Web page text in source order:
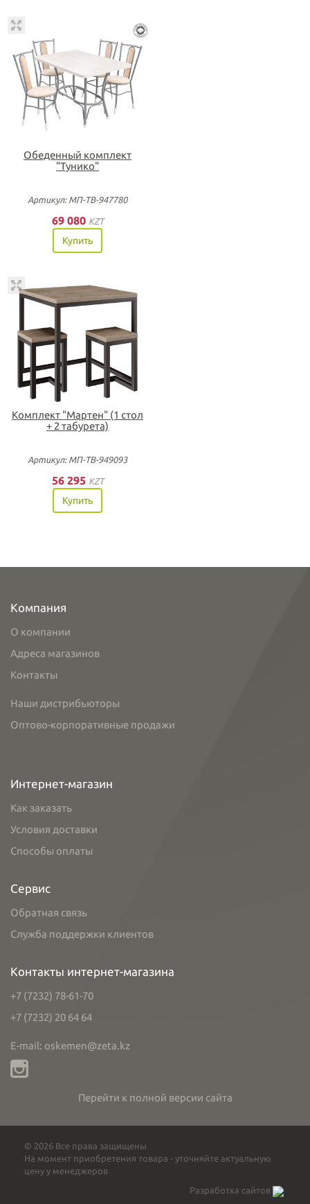
Обеденный комплект
"Тунико"
Артикул: МП-ТВ-947780
69 080 KZT
Купить
Комплект "Мартен" (1 стол
+ 2 табурета)
Артикул: МП-ТВ-949093
56 295 KZT
Купить
Компания
О компании
Адреса магазинов
Контакты
Наши дистрибьюторы
Оптово-корпоративные продажи
Интернет-магазин
Как заказать
Условия доставки
Способы оплаты
Сервис
Обратная связь
Служба поддержки клиентов
Контакты интернет-магазина
+7 (7232) 78-61-70
+7 (7232) 20 64 64
E-mail: oskemen@zeta.kz
Перейти к полной версии сайта
© 2026 Все права защищены
На момент приобретения товара - уточняйте актуальную
цену у менеджеров
Разработка сайтов